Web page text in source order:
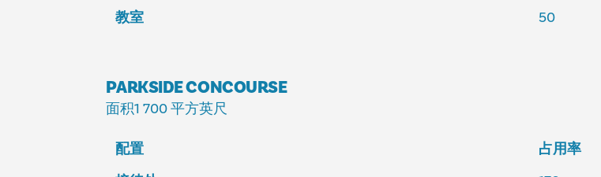
教室
50
PARKSIDE CONCOURSE
面积1 700 平方英尺
配置
占用率